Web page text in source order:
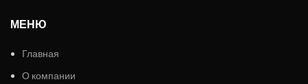
МЕНЮ
Главная
О компании